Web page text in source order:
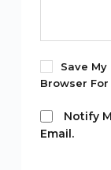
Save
Browser
Notify
Email.